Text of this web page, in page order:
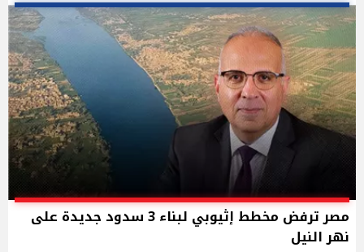
مصر ترفض مخطط إثيوبي لبناء 3 سدود جديدة على
نهر النيل